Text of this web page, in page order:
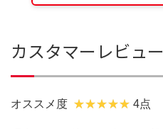
カスタマーレビュー
オススメ度 4点